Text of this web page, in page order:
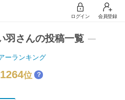
ログイン 会員登録
羽さんの投稿一覧
ーランキング
位 ？